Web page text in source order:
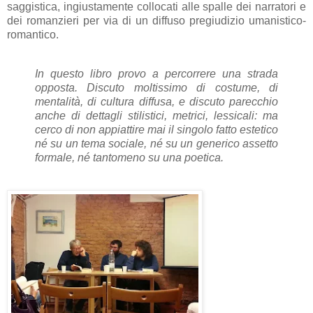
saggistica, ingiustamente collocati alle spalle dei narratori e
dei romanzieri per via di un diffuso pregiudizio umanistico-
romantico.
In questo libro provo a percorrere una strada
opposta. Discuto moltissimo di costume, di
mentalità, di cultura diffusa, e discuto parecchio
anche di dettagli stilistici, metrici, lessicali: ma
cerco di non appiattire mai il singolo fatto estetico
né su un tema sociale, né su un generico assetto
formale, né tantomeno su una poetica.